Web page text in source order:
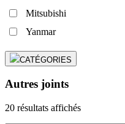
Mitsubishi
Yanmar
CATÉGORIES
Autres joints
20 résultats affichés